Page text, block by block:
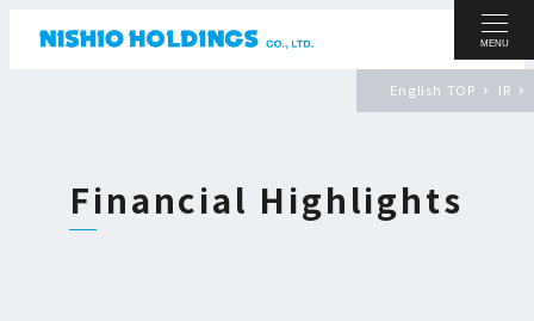
MENU
English TOP IR
Financial Highlights